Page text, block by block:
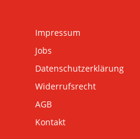
Impressum
Jobs
Datenschutzerklärung
Widerrufsrecht
AGB
Kontakt